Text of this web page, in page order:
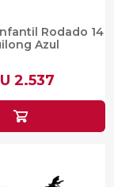
Rodado 14
Azul
2.537